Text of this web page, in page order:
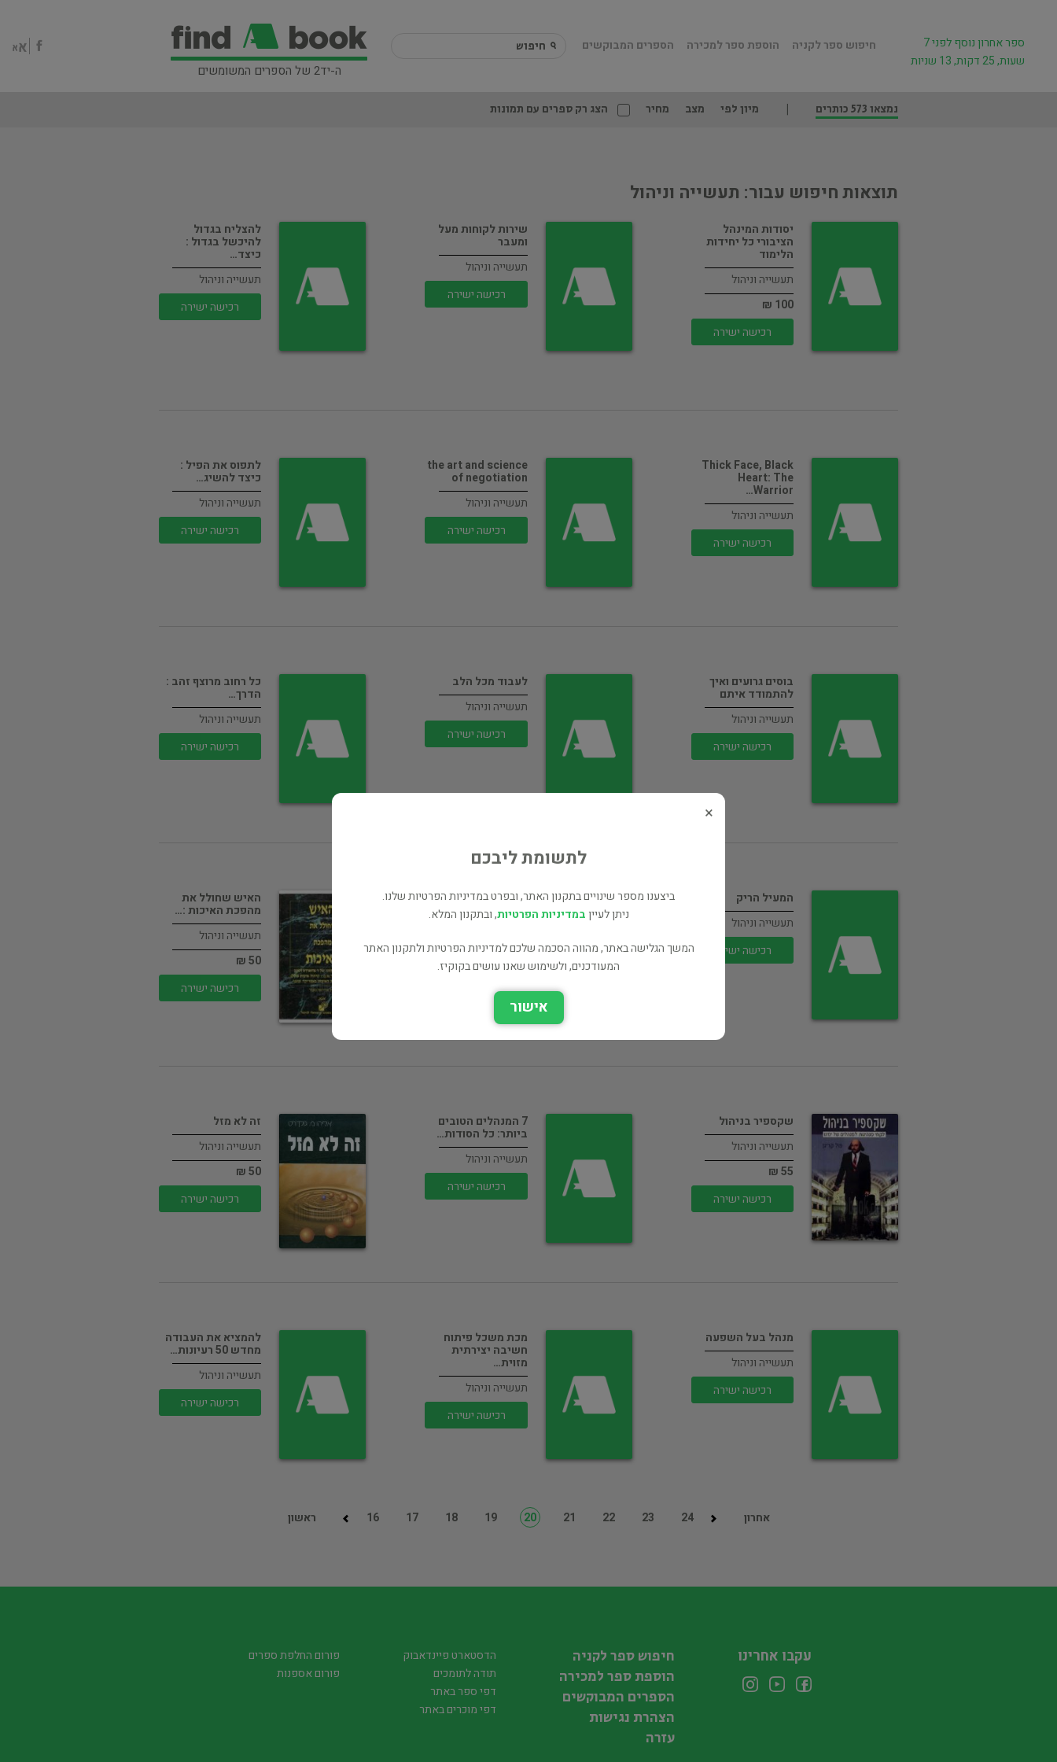
ה-יד2 של הספרים המשומשים
חיפוש ספר לקניה הוספת ספר למכירה הספרים המבוקשים
ספר אחרון נוסף לפני 7
שעות, 25 דקות, 13 שניות
נמצאו 573 כותרים מיון לפי מצב מחיר הצג רק ספרים עם תמונות
תוצאות חיפוש עבור: תעשייה וניהול
יסודות המינהל
הציבורי כל יחידות
הלימוד
תעשייה וניהול
100 ₪
רכישה ישירה
שירות לקוחות מעל
ומעבר
תעשייה וניהול
רכישה ישירה
להצליח בגדול
להיכשל בגדול :
כיצד…
תעשייה וניהול
רכישה ישירה
Thick Face, Black
Heart: The
Warrior…
תעשייה וניהול
רכישה ישירה
the art and science
of negotiation
תעשייה וניהול
רכישה ישירה
לתפוס את הפיל :
כיצד להשיג…
תעשייה וניהול
רכישה ישירה
בוסים גרועים ואיך
להתמודד איתם
תעשייה וניהול
רכישה ישירה
לעבוד מכל הלב
תעשייה וניהול
רכישה ישירה
כל רחוב מרוצף זהב :
הדרך…
תעשייה וניהול
רכישה ישירה
המעיל הריק
תעשייה וניהול
רכישה ישירה
קונים מוכרים עסק
תעשייה וניהול
45 ₪
רכישה ישירה
האיש שחולל את
מהפכת האיכות :…
תעשייה וניהול
50 ₪
רכישה ישירה
שקספיר בניהול
תעשייה וניהול
55 ₪
רכישה ישירה
7 המנהלים הטובים
ביותר: כל הסודות…
תעשייה וניהול
רכישה ישירה
זה לא מזל
תעשייה וניהול
50 ₪
רכישה ישירה
מנהל בעל השפעה
תעשייה וניהול
רכישה ישירה
מכת משכל פיתוח
חשיבה יצירתית
מזוית…
תעשייה וניהול
רכישה ישירה
להמציא את העבודה
מחדש 50 רעיונות…
תעשייה וניהול
רכישה ישירה
ראשון 16 17 18 19 20 21 22 23 24 אחרון
×
לתשומת ליבכם
ביצענו מספר שינויים בתקנון האתר, ובפרט במדיניות הפרטיות שלנו.
ניתן לעייןבמדיניות הפרטיות, ובתקנון המלא.
המשך הגלישה באתר, מהווה הסכמה שלכם למדיניות הפרטיות ולתקנון האתר
המעודכנים, ולשימוש שאנו עושים בקוקיז.
אישור
עקבו אחרינו
חיפוש ספר לקניה
הוספת ספר למכירה
הספרים המבוקשים
הצהרת נגישות
עזרה
הדסטארט פיינדאבוק
תודה לתומכים
דפי ספר באתר
דפי מוכרים באתר
פורום החלפת ספרים
פורום אספנות